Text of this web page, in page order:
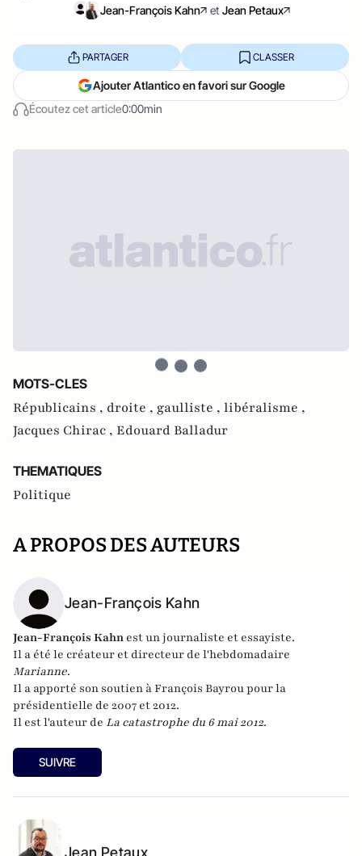
Jean-François Kahn et Jean Petaux
Écoutez cet article0:00min
PARTAGER CLASSER
Ajouter Atlantico en favori sur Google
MOTS-CLES
Républicains , droite , gaulliste , libéralisme ,
Jacques Chirac , Edouard Balladur
THEMATIQUES
Politique
A PROPOS DES AUTEURS
Jean-François Kahn
Jean-François Kahn est un journaliste et essayiste.
Il a été le créateur et directeur de l'hebdomadaire
Marianne.
Il a apporté son soutien à François Bayrou pour la
présidentielle de 2007 et 2012.
Il est l'auteur de La catastrophe du 6 mai 2012.
SUIVRE